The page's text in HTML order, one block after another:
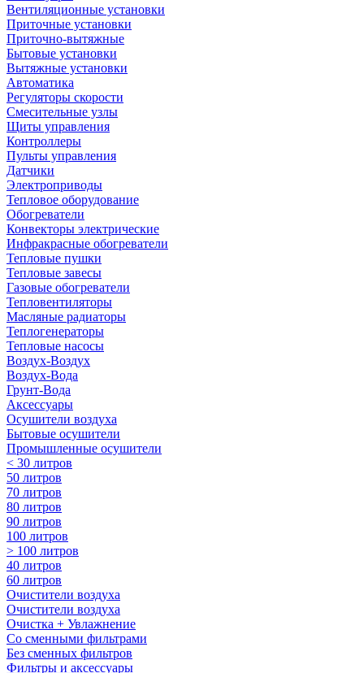
Вентиляционные установки
Приточные установки
Приточно-вытяжные
Бытовые установки
Вытяжные установки
Автоматика
Регуляторы скорости
Смесительные узлы
Щиты управления
Контроллеры
Пульты управления
Датчики
Электроприводы
Тепловое оборудование
Обогреватели
Конвекторы электрические
Инфракрасные обогреватели
Тепловые пушки
Тепловые завесы
Газовые обогреватели
Тепловентиляторы
Масляные радиаторы
Теплогенераторы
Тепловые насосы
Воздух-Воздух
Воздух-Вода
Грунт-Вода
Аксессуары
Осушители воздуха
Бытовые осушители
Промышленные осушители
< 30 литров
50 литров
70 литров
80 литров
90 литров
100 литров
> 100 литров
40 литров
60 литров
Очистители воздуха
Очистители воздуха
Очистка + Увлажнение
Cо сменными фильтрами
Без сменных фильтров
Фильтры и аксессуары